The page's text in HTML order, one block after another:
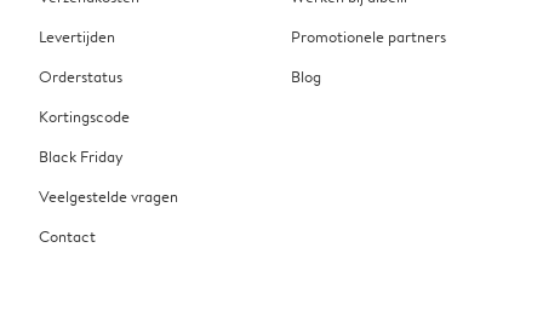
Levertijden
Orderstatus
Kortingscode
Black Friday
Veelgestelde vragen
Contact
Promotionele partners
Blog